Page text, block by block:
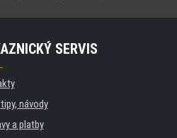
SERVIS
tipy, návody
a platby